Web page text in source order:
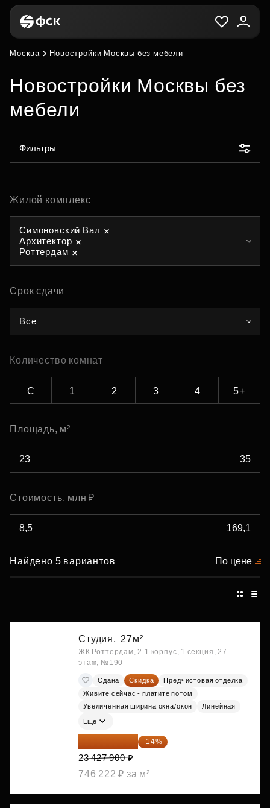
Москва Новостройки Москвы без мебели
Новостройки Москвы без
мебели
Фильтры
Жилой комплекс
Симоновский Вал
Архитектор
Роттердам
Срок сдачи
Все
Количество комнат
С 1 2 3 4 5+
Площадь, м²
Стоимость, млн ₽
Найдено 5 вариантов По цене
Студия, 27м²
ЖК Роттердам, 2.1 корпус, 1 секция, 27
этаж, №190
Сдана Скидка
Предчистовая отделка
Живите сейчас - платите потом
Увеличенная ширина окна/окон
Линейная
Ещё
20 147 994 ₽ -14%
23 427 900 ₽
746 222 ₽ за м²